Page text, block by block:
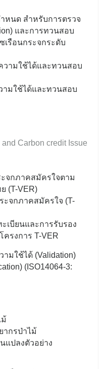
หนด สำหรับการตรวจ
และการทวนสอบ
เรือนกระจกระดับ
วามใช้ได้และทวนสอบ
ามใช้ได้และทวนสอบ
Carbon credit Issue
จกภาคสมัครใจตาม
(T-VER)
ะจกภาคสมัครใจ (T-
เบียนและการรับรอง
รงการ T-VER
มใช้ได้ (Validation)
(ISO14064-3:
ากรป่าไม้
แปลงตัวอย่าง